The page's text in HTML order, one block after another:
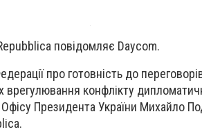
повідомляє Daycom.
про готовність до
врегулювання конфлікту
Президента України Михайло